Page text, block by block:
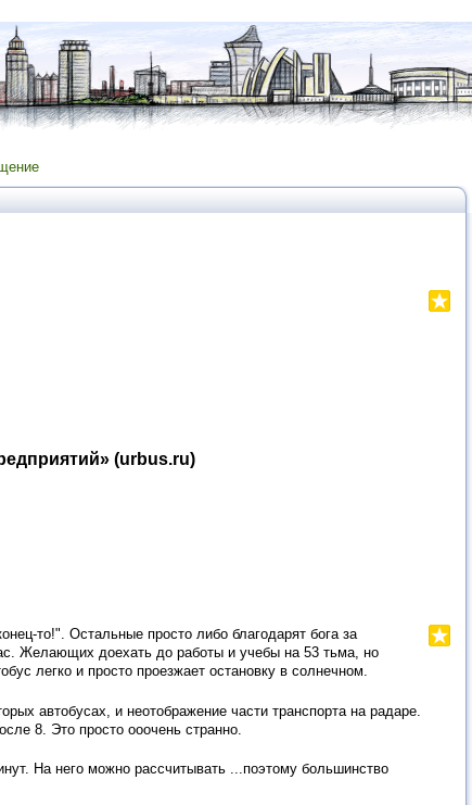
(urbus.ru)
то!". Остальные просто либо благодарят бога за
Желающих доехать до работы и учебы на 53 тьма, но
легко и просто проезжает остановку в солнечном.
автобусах, и неотображение части транспорта на радаре.
8. Это просто ооочень странно.
На него можно рассчитывать ...поэтому большинство